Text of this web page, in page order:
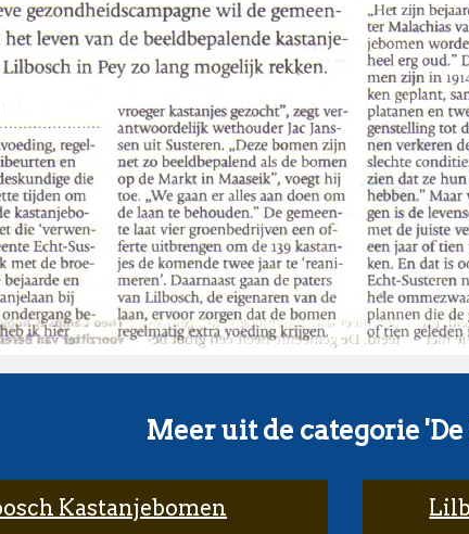
Meer uit de categorie
Kastanjebomen